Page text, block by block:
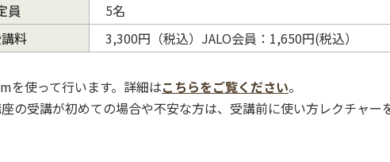
員
5名
料
3,300円（税込）JALO会員：1,650円(税込）
を使って行います。詳細はこちらをご覧ください。
の受講が初めての場合や不安な方は、受講前に使い方レクチャー